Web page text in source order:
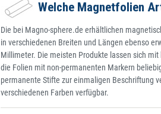
Welche Magnetfolien
Die bei Magno-sphere.de erhältlichen
in verschiedenen Breiten und Längen ebenso
Millimeter. Die meisten Produkte lassen sich
die Folien mit non-permanenten Markern
permanente Stifte zur einmaligen Beschriftung
verschiedenen Farben verfügbar.